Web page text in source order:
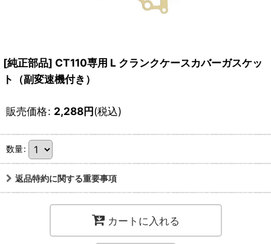
[純正部品] CT110専用 L クランクケースカバーガスケッ
ト（副変速機付き）
販売価格: 2,288円(税込)
数量:
返品特約に関する重要事項
カートに入れる